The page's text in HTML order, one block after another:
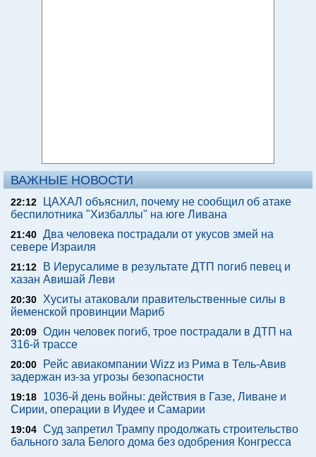
ВАЖНЫЕ НОВОСТИ
22:12
ЦАХАЛ объяснил, почему не сообщил об атаке
беспилотника "Хизбаллы" на юге Ливана
21:40 Два человека пострадали от укусов змей на
севере Израиля
21:12
В Иерусалиме в результате ДТП погиб певец и
хазан Авишай Леви
20:30
Хуситы атаковали правительственные силы в
йеменской провинции Мариб
20:09 Один человек погиб, трое пострадали в ДТП на
316-й трассе
20:00
Рейс авиакомпании Wizz из Рима в Тель-Авив
задержан из-за угрозы безопасности
19:18
1036-й день войны: действия в Газе, Ливане и
Сирии, операции в Иудее и Самарии
19:04 Суд запретил Трампу продолжать строительство
бального зала Белого дома без одобрения Конгресса